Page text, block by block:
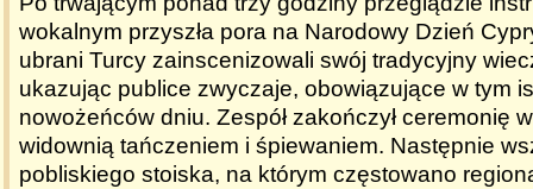
wokalnym przyszła pora na Narodowy Dzień
ubrani Turcy zainscenizowali swój tradycyjny
ukazując publice zwyczaje, obowiązujące w tym
nowożeńców dniu. Zespół zakończył ceremonię
widownią tańczeniem i śpiewaniem. Następnie
pobliskiego stoiska, na którym częstowano